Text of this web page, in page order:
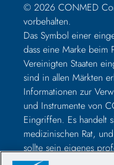
© 2026 CONMED
vorbehalten.
Das Symbol einer
dass eine Marke beim
Vereinigten Staaten
sind in allen Märkten
Informationen zur
und Instrumente von
Eingriffen. Es handelt
medizinischen Rat,
sollte sein eigenes
nutzen, bevor es zur